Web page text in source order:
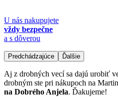
U nás nakupujete
vždy bezpečne
a s dôverou
Predchádzajúce Ďalšie
Aj z drobných vecí sa dajú urobiť
drobným ste pri nákupoch na
na Dobrého Anjela. Ďakujeme!